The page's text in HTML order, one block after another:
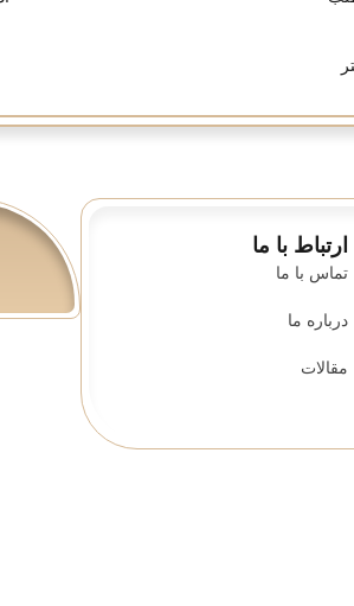
ارتباط با ما
تماس با ما
درباره ما
مقالات